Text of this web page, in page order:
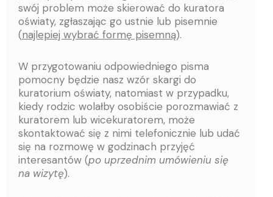
swój problem może skierować do kuratora
oświaty, zgłaszając go ustnie lub pisemnie
(najlepiej wybrać formę pisemną).
W przygotowaniu odpowiedniego pisma
pomocny będzie nasz wzór skargi do
kuratorium oświaty, natomiast w przypadku,
kiedy rodzic wolałby osobiście porozmawiać z
kuratorem lub wicekuratorem, może
skontaktować się z nimi telefonicznie lub udać
się na rozmowę w godzinach przyjęć
interesantów (po uprzednim umówieniu się
na wizytę).